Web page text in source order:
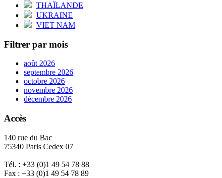
THAÏLANDE
UKRAINE
VIET NAM
Filtrer par mois
août 2026
septembre 2026
octobre 2026
novembre 2026
décembre 2026
Accès
140 rue du Bac
75340 Paris Cedex 07
Tél. : +33 (0)1 49 54 78 88
Fax : +33 (0)1 49 54 78 89